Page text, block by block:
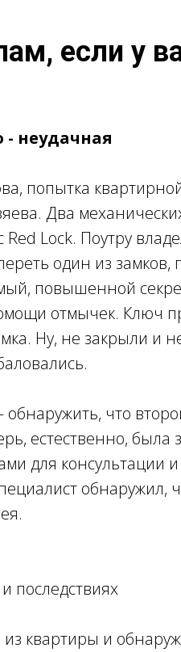
если у
неудачная
попытка
Два
Lock. Поутру
один из замков,
повышенной
отмычек. Ключ
Ну, не закрыли и
что
естественно, была
для консультации
обнаружил,
последствиях
квартиры и